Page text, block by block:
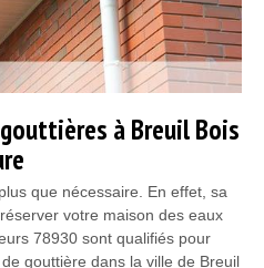
à Breuil Bois
que nécessaire. En effet, sa
votre maison des eaux
78930 sont qualifiés pour
gouttière dans la ville de Breuil